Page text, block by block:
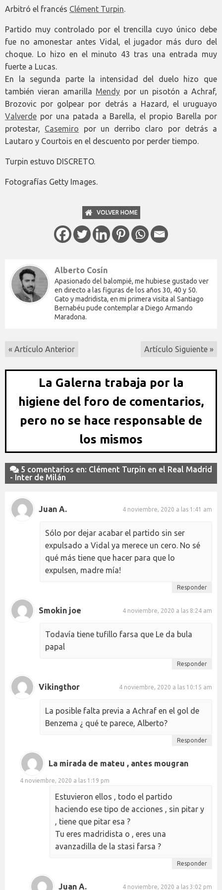
Arbitró el francés Clément Turpin.
Partido muy controlado por el trencilla cuyo único debe
fue no amonestar antes Vidal, el jugador más duro del
choque. Lo hizo en el minuto 43 tras una entrada muy
fuerte a Lucas.
En la segunda parte la intensidad del duelo hizo que
también vieran amarilla Mendy por un pisotón a Achraf,
Brozovic por golpear por detrás a Hazard, el uruguayo
Valverde por una patada a Barella, el propio Barella por
protestar, Casemiro por un derribo claro por detrás a
Lautaro y Courtois en el descuento por perder tiempo.
Turpin estuvo DISCRETO.
Fotografías Getty Images.
VOLVER HOME
Alberto Cosín
Apasionado del balompié, me hubiese gustado ver
en directo a las figuras de los años 30, 40 y 50.
Gato y madridista, en mi primera visita al Santiago
Bernabéu pude contemplar a Diego Armando
Maradona.
« Artículo Anterior Artículo Siguiente »
La Galerna trabaja por la
higiene del foro de comentarios,
pero no se hace responsable de
los mismos
5 comentarios en: Clément Turpin en el Real Madrid
- Inter de Milán
Juan A. 4 noviembre, 2020 a las 1:41 am
Sólo por dejar acabar el partido sin ser
expulsado a Vidal ya merece un cero. No sé
qué más tiene que hacer para que lo
expulsen, madre mía!
Responder
Smokin joe 4 noviembre, 2020 a las 8:24 am
Todavía tiene tufillo farsa que Le da bula
papal
Responder
Vikingthor 4 noviembre, 2020 a las 10:15 am
La posible falta previa a Achraf en el gol de
Benzema ¿ qué te parece, Alberto?
Responder
La mirada de mateu , antes mougran
4 noviembre, 2020 a las 1:19 pm
Estuvieron ellos , todo el partido
haciendo ese tipo de acciones , sin pitar y
, tiene que pitar esa ?
Tu eres madridista o , eres una
avanzadilla de la stasi farsa ?
Responder
Juan A. 4 noviembre, 2020 a las 3:02 pm